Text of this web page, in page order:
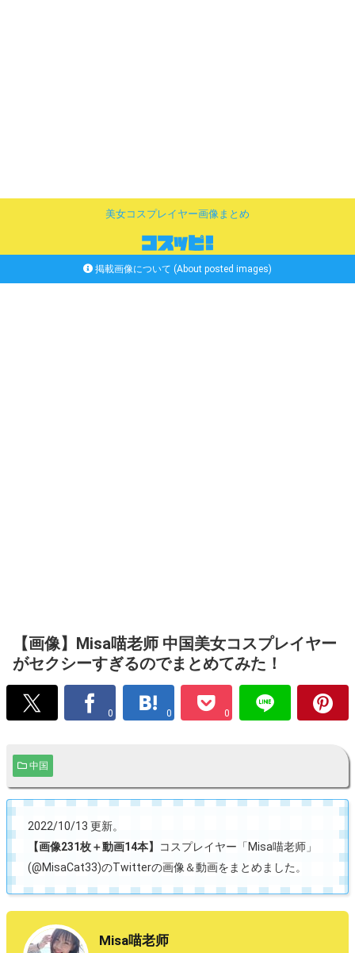
美女コスプレイヤー画像まとめ
掲載画像について (About posted images)
【画像】Misa喵老师 中国美女コスプレイヤー
がセクシーすぎるのでまとめてみた！
0 0 0
中国
2022/10/13 更新。
【画像231枚＋動画14本】
コスプレイヤー「Misa喵老师」
(@MisaCat33)のTwitterの画像＆動画をまとめました。
Misa喵老师